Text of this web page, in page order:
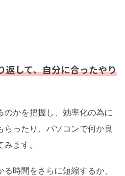
返して、自分に合ったやり
のかを把握し、効率化の為に
らったり、パソコンで何か良
ます。
時間をさらに短縮するか、